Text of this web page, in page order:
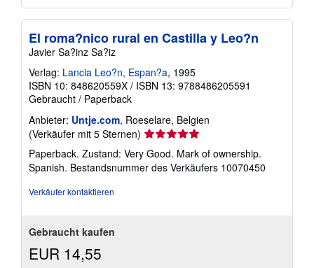
El roma?nico rural en Castilla y Leo?n
Javier Sa?inz Sa?iz
Verlag: Lancia Leo?n, Espan?a, 1995
ISBN 10: 848620559X / ISBN 13: 9788486205591
Gebraucht / Paperback
Anbieter: Untje.com, Roeselare, Belgien
(Verkäufer mit 5 Sternen) Verkäuferbewertung
von
5
Paperback. Zustand: Very Good. Mark of ownership.
Spanish. Bestandsnummer des Verkäufers 10070450
Verkäufer kontaktieren
Gebraucht kaufen
EUR 14,55